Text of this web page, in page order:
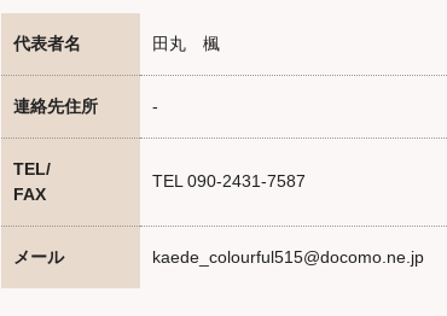
代表者名 田丸 楓
連絡先住所 -
TEL/
FAX
TEL 090-2431-7587
メール kaede_colourful515@docomo.ne.jp